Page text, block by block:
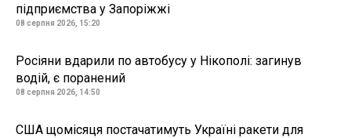
підприємства у Запоріжжі
08 серпня 2026, 15:20
Росіяни вдарили по автобусу у Нікополі: загинув
водій, є поранений
08 серпня 2026, 14:50
США щомісяця постачатимуть Україні ракети для